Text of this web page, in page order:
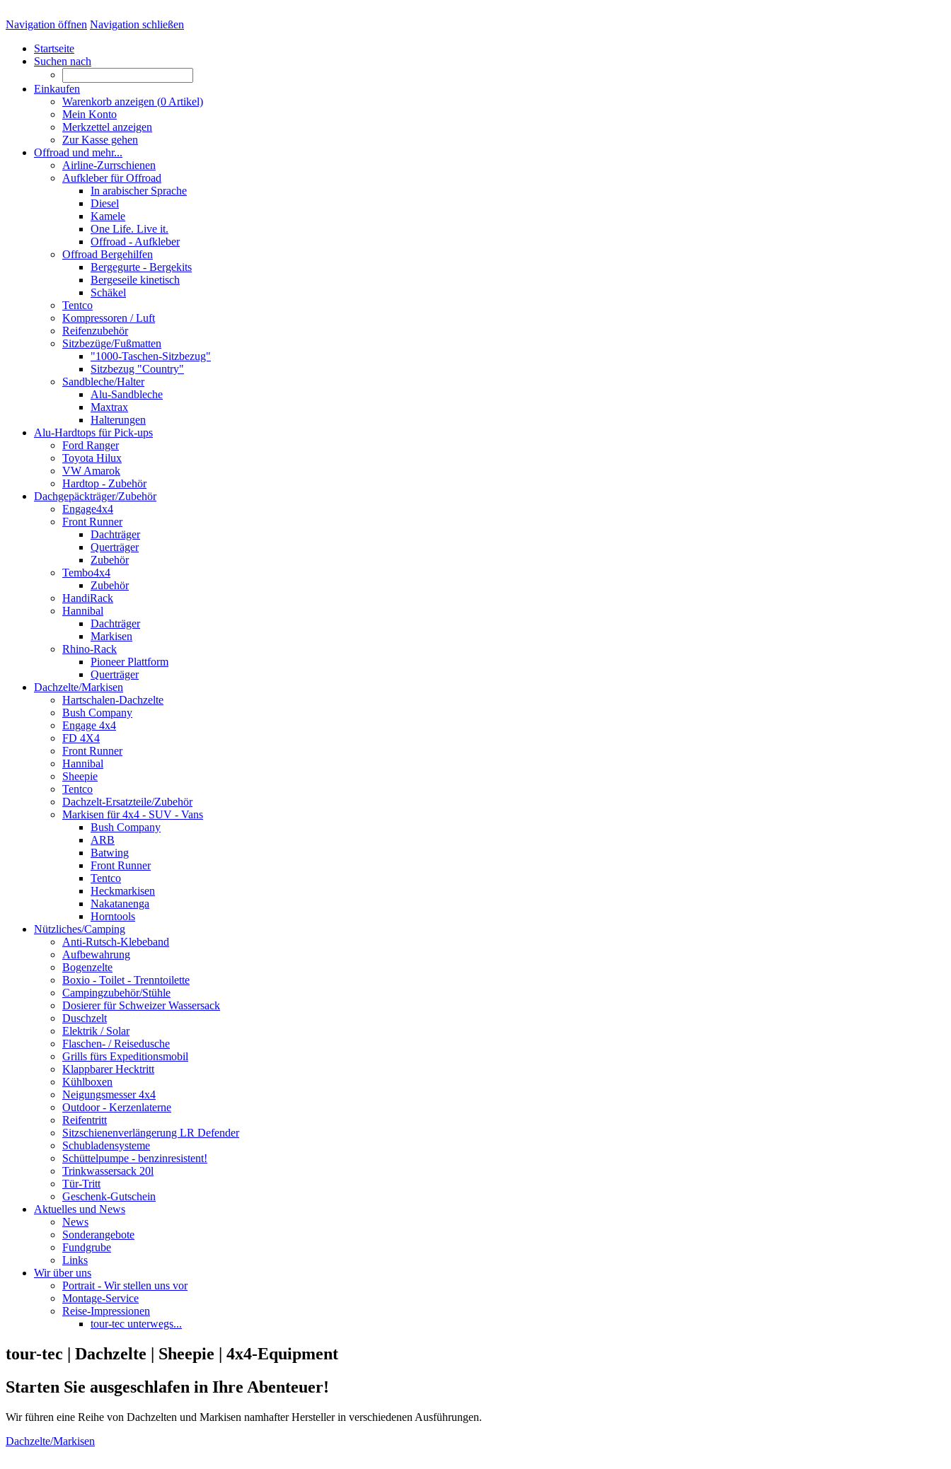
Navigation öffnen Navigation schließen
Startseite
Suchen nach
Einkaufen
Warenkorb anzeigen (0 Artikel)
Mein Konto
Merkzettel anzeigen
Zur Kasse gehen
Offroad und mehr...
Airline-Zurrschienen
Aufkleber für Offroad
In arabischer Sprache
Diesel
Kamele
One Life. Live it.
Offroad - Aufkleber
Offroad Bergehilfen
Bergegurte - Bergekits
Bergeseile kinetisch
Schäkel
Tentco
Kompressoren / Luft
Reifenzubehör
Sitzbezüge/Fußmatten
"1000-Taschen-Sitzbezug"
Sitzbezug "Country"
Sandbleche/Halter
Alu-Sandbleche
Maxtrax
Halterungen
Alu-Hardtops für Pick-ups
Ford Ranger
Toyota Hilux
VW Amarok
Hardtop - Zubehör
Dachgepäckträger/Zubehör
Engage4x4
Front Runner
Dachträger
Querträger
Zubehör
Tembo4x4
Zubehör
HandiRack
Hannibal
Dachträger
Markisen
Rhino-Rack
Pioneer Plattform
Querträger
Dachzelte/Markisen
Hartschalen-Dachzelte
Bush Company
Engage 4x4
FD 4X4
Front Runner
Hannibal
Sheepie
Tentco
Dachzelt-Ersatzteile/Zubehör
Markisen für 4x4 - SUV - Vans
Bush Company
ARB
Batwing
Front Runner
Tentco
Heckmarkisen
Nakatanenga
Horntools
Nützliches/Camping
Anti-Rutsch-Klebeband
Aufbewahrung
Bogenzelte
Boxio - Toilet - Trenntoilette
Campingzubehör/Stühle
Dosierer für Schweizer Wassersack
Duschzelt
Elektrik / Solar
Flaschen- / Reisedusche
Grills fürs Expeditionsmobil
Klappbarer Hecktritt
Kühlboxen
Neigungsmesser 4x4
Outdoor - Kerzenlaterne
Reifentritt
Sitzschienenverlängerung LR Defender
Schubladensysteme
Schüttelpumpe - benzinresistent!
Trinkwassersack 20l
Tür-Tritt
Geschenk-Gutschein
Aktuelles und News
News
Sonderangebote
Fundgrube
Links
Wir über uns
Portrait - Wir stellen uns vor
Montage-Service
Reise-Impressionen
tour-tec unterwegs...
tour-tec | Dachzelte | Sheepie | 4x4-Equipment
Starten Sie ausgeschlafen in Ihre Abenteuer!
Wir führen eine Reihe von Dachzelten und Markisen namhafter Hersteller in verschiedenen Ausführungen.
Dachzelte/Markisen